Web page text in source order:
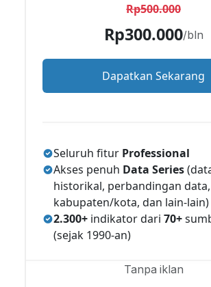
Rp500.000
Rp300.000/bln
Dapatkan Sekarang
Seluruh fitur Professional
Akses penuh Data Series
historikal, perbandingan
kabupaten/kota, dan lain-lain)
2.300+ indikator dari 70+
(sejak 1990-an)
Tanpa iklan